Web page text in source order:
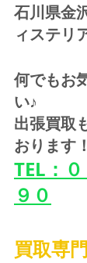
石川県金
ィステリ
何でもお
い♪
出張買取
おります
TEL：
９０
買取専